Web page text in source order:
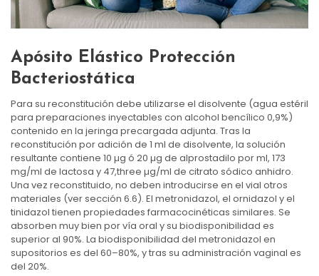
Apósito Elástico Protección
Bacteriostática
Para su reconstitución debe utilizarse el disolvente (agua estéril
para preparaciones inyectables con alcohol bencílico 0,9%)
contenido en la jeringa precargada adjunta. Tras la
reconstitución por adición de 1 ml de disolvente, la solución
resultante contiene 10 µg ó 20 µg de alprostadilo por ml, 173
mg/ml de lactosa y 47,three µg/ml de citrato sódico anhidro.
Una vez reconstituido, no deben introducirse en el vial otros
materiales (ver sección 6.6). El metronidazol, el ornidazol y el
tinidazol tienen propiedades farmacocinéticas similares. Se
absorben muy bien por vía oral y su biodisponibilidad es
superior al 90%. La biodisponibilidad del metronidazol en
supositorios es del 60–80%, y tras su administración vaginal es
del 20%.